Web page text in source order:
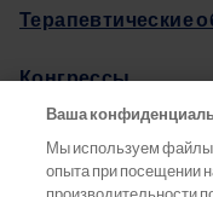
Терапевтические
Конгрессы
Ваша
Мы используем файлы
опыта при посещении